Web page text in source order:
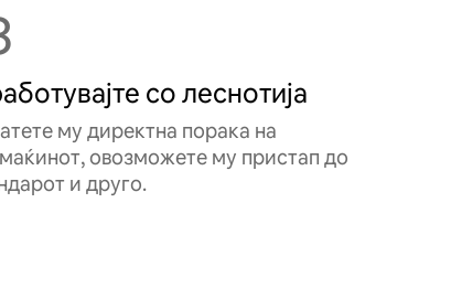
со леснотија
му директна порака на
овозможете му пристап до
и друго.